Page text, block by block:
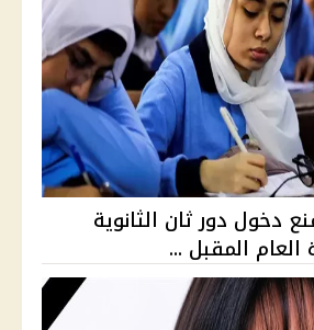
يمنع دخول دور ثان الثانوية
العام المقبل ...